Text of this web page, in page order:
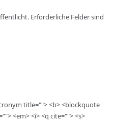
Erforderliche Felder sind
title=""> <b> <blockquote
<em> <i> <q cite=""> <s>